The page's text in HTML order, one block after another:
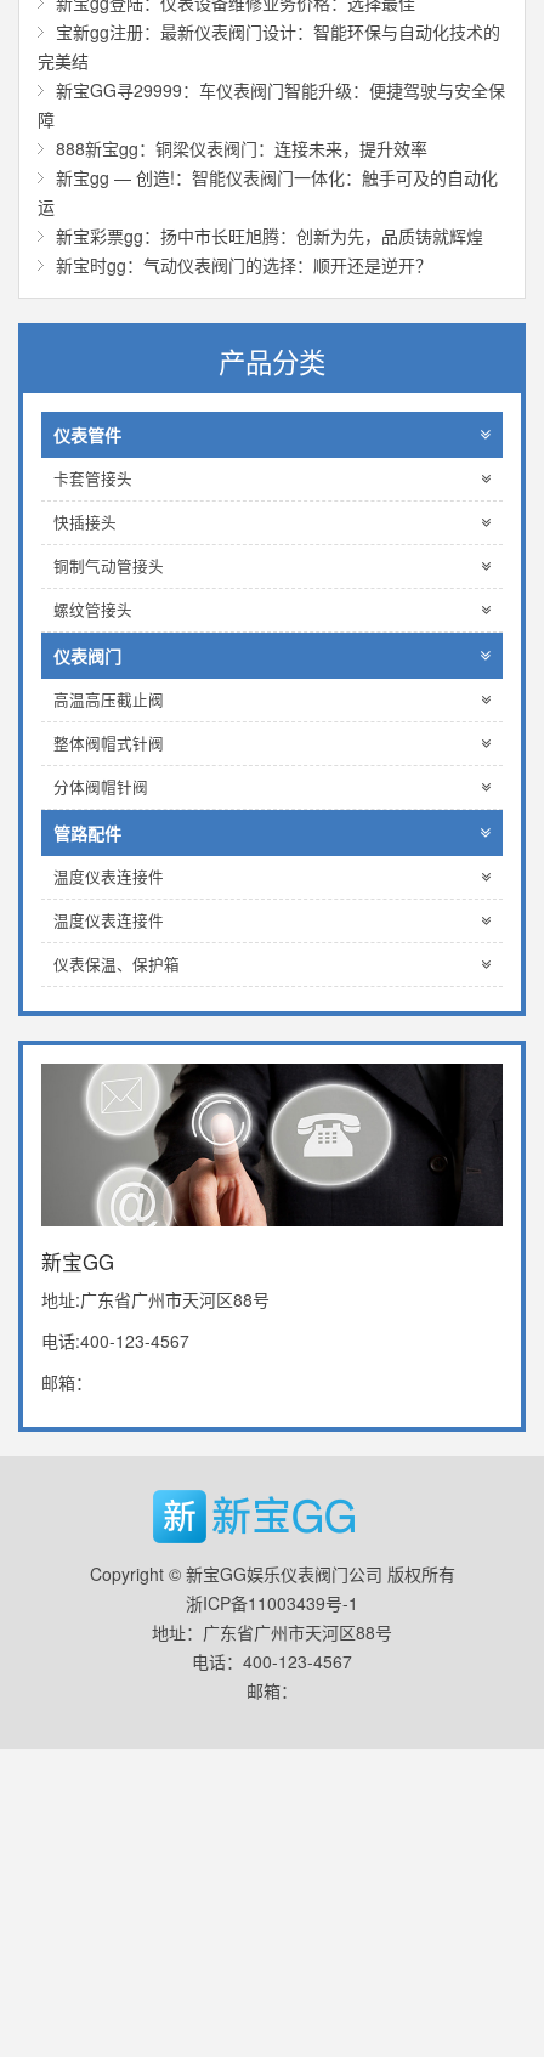
宝新gg注册：最新仪表阀门设计：智能环保与自动化技术的
完美结
新宝GG寻29999：车仪表阀门智能升级：便捷驾驶与安全保
障
888新宝gg：铜梁仪表阀门：连接未来，提升效率
新宝gg — 创造!：智能仪表阀门一体化：触手可及的自动化
运
新宝彩票gg：扬中市长旺旭腾：创新为先，品质铸就辉煌
新宝时gg：气动仪表阀门的选择：顺开还是逆开？
产品分类
仪表管件
卡套管接头
快插接头
铜制气动管接头
螺纹管接头
仪表阀门
高温高压截止阀
整体阀帽式针阀
分体阀帽针阀
管路配件
温度仪表连接件
温度仪表连接件
仪表保温、保护箱
新宝GG
地址:广东省广州市天河区88号
电话:400-123-4567
邮箱：
Copyright © 新宝GG娱乐仪表阀门公司 版权所有
浙ICP备11003439号-1
地址：广东省广州市天河区88号
电话：400-123-4567
邮箱：